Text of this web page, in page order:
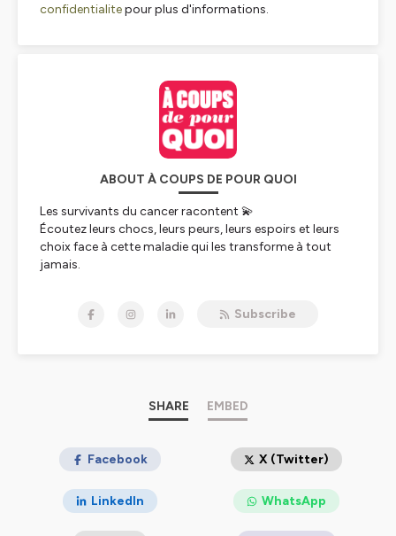
confidentialitepour plus d'informations.
ABOUT À COUPS DE POUR QUOI
Les survivants du cancer racontent 💫
Écoutez leurs chocs, leurs peurs, leurs espoirs et leurs
choix face à cette maladie qui les transforme à tout
jamais.
À suivre sur Instagram avec le compte
@acoupsdepour.quoipodcast
Je suis Magali, animatrice radio, j'ai moi-même été
cette maladie, j'ai transformé ma vie. Je suis désormais
honorée de recueillir les paroles de mes compagnons de
route, pour continuer à chercher des réponses à mes
Subscribe
SHARE EMBED
Facebook X (Twitter)
LinkedIn WhatsApp